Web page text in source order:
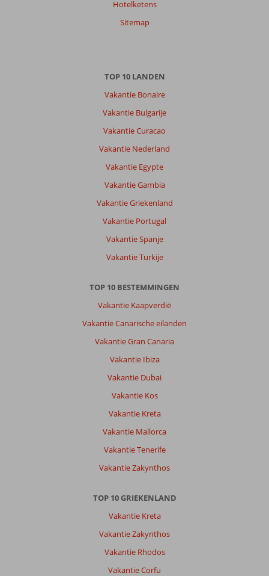
Hotelketens
Sitemap
TOP 10 LANDEN
Vakantie Bonaire
Vakantie Bulgarije
Vakantie Curacao
Vakantie Nederland
Vakantie Egypte
Vakantie Gambia
Vakantie Griekenland
Vakantie Portugal
Vakantie Spanje
Vakantie Turkije
TOP 10 BESTEMMINGEN
Vakantie Kaapverdië
Vakantie Canarische eilanden
Vakantie Gran Canaria
Vakantie Ibiza
Vakantie Dubai
Vakantie Kos
Vakantie Kreta
Vakantie Mallorca
Vakantie Tenerife
Vakantie Zakynthos
TOP 10 GRIEKENLAND
Vakantie Kreta
Vakantie Zakynthos
Vakantie Rhodos
Vakantie Corfu